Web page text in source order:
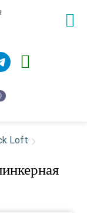
Loft